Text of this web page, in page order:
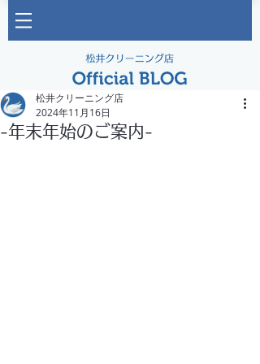
-年末年始のご案内-
松井クリーニング店
2024年11月16日